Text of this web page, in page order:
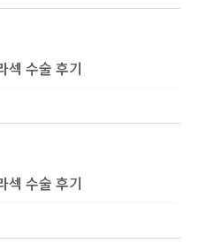
섹 수술 후기
섹 수술 후기